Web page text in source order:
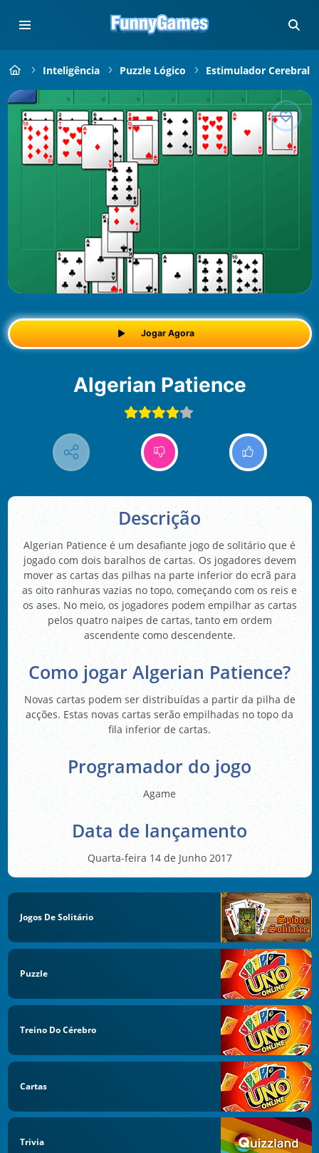
Inteligência Puzzle Lógico Estimulador Cerebral
Jogar Agora
Algerian Patience
Descrição
Algerian Patience é um desafiante jogo de solitário que é
jogado com dois baralhos de cartas. Os jogadores devem
mover as cartas das pilhas na parte inferior do ecrã para
as oito ranhuras vazias no topo, começando com os reis e
os ases. No meio, os jogadores podem empilhar as cartas
pelos quatro naipes de cartas, tanto em ordem
ascendente como descendente.
Como jogar Algerian Patience?
Novas cartas podem ser distribuídas a partir da pilha de
acções. Estas novas cartas serão empilhadas no topo da
fila inferior de cartas.
Programador do jogo
Agame
Data de lançamento
Quarta-feira 14 de Junho 2017
Jogos De Solitário
Puzzle
Treino Do Cérebro
Cartas
Trivia